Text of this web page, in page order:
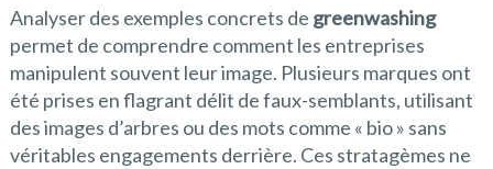
Analyser des exemples concrets de greenwashing
permet de comprendre comment les entreprises
manipulent souvent leur image. Plusieurs marques ont
été prises en flagrant délit de faux-semblants, utilisant
des images d’arbres ou des mots comme « bio » sans
véritables engagements derrière. Ces stratagèmes ne